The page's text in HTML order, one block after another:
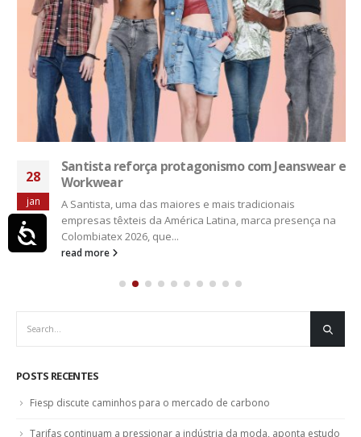
Acessibilidade
28
jan
Santista reforça protagonismo com Jeanswear e
Workwear
A Santista, uma das maiores e mais tradicionais
empresas têxteis da América Latina, marca presença na
Colombiatex 2026, que...
read more
POSTS RECENTES
Fiesp discute caminhos para o mercado de carbono
Tarifas continuam a pressionar a indústria da moda, aponta estudo